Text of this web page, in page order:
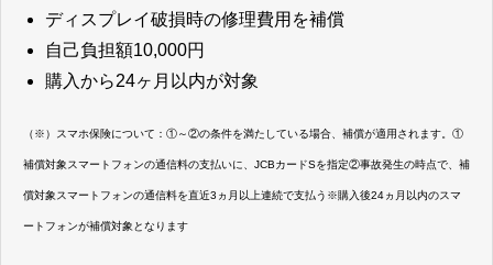
ディスプレイ破損時の修理費用を補償
自己負担額10,000円
購入から24ヶ月以内が対象
（※）スマホ保険について：①～②の条件を満たしている場合、補償が適用されます。①
補償対象スマートフォンの通信料の支払いに、JCBカードSを指定②事故発生の時点で、補
償対象スマートフォンの通信料を直近3ヵ月以上連続で支払う※購入後24ヵ月以内のスマ
ートフォンが補償対象となります